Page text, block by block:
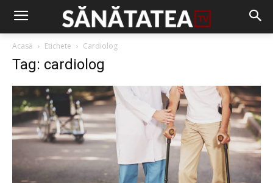
Acasă Etichete Cardiolog
Tag: cardiolog